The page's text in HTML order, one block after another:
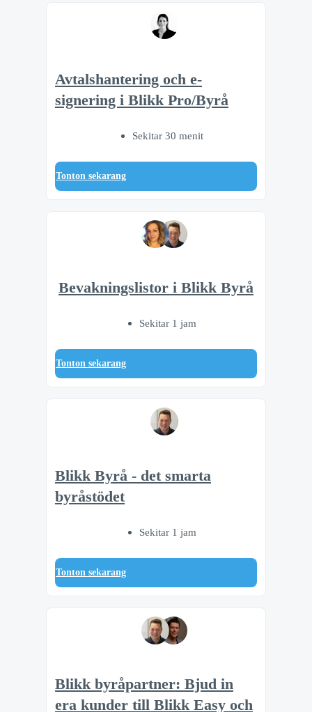
Avtalshantering och e-
signering i Blikk Pro/Byrå
Sekitar 30 menit
Tonton sekarang
Bevakningslistor i Blikk Byrå
Sekitar 1 jam
Tonton sekarang
Blikk Byrå - det smarta
byråstödet
Sekitar 1 jam
Tonton sekarang
Blikk byråpartner: Bjud in
era kunder till Blikk Easy och